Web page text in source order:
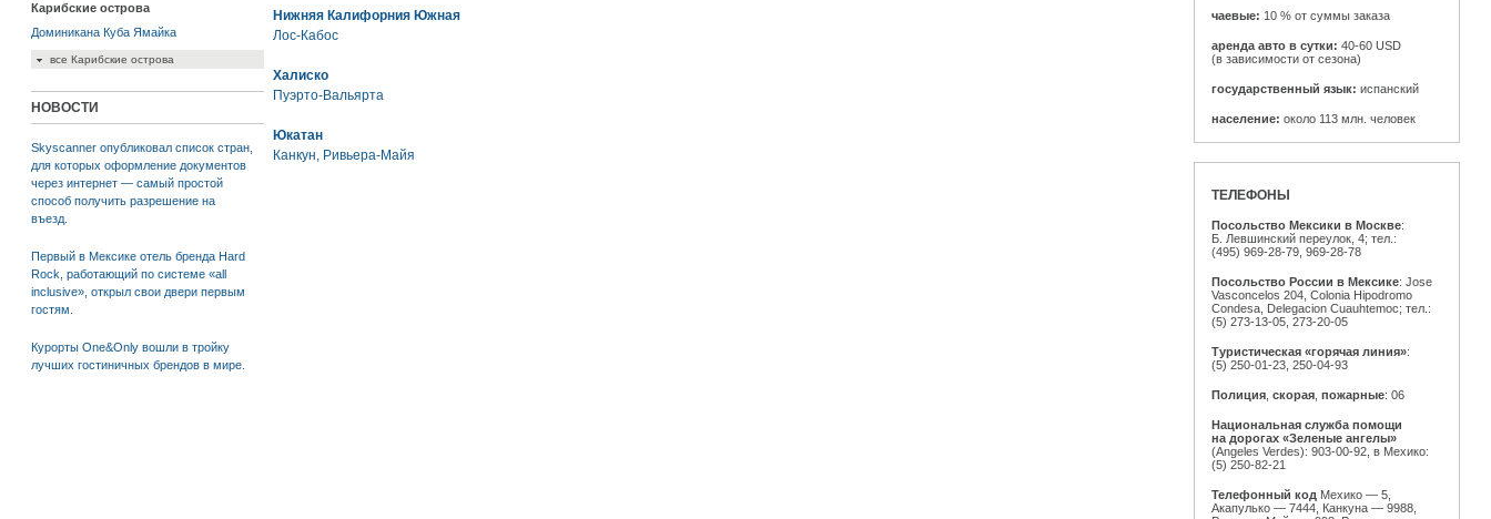
Карибские острова
Доминикана Куба Ямайка
все Карибские острова
НОВОСТИ
Skyscanner опубликовал список стран,
для которых оформление документов
через интернет — самый простой
способ получить разрешение на
въезд.
Первый в Мексике отель бренда Hard
Rock, работающий по системе «all
inclusive», открыл свои двери первым
гостям.
Курорты One&Only вошли в тройку
лучших гостиничных брендов в мире.
чаевые: 10 % от суммы заказа
аренда авто в сутки: 40-60 USD
(в зависимости от сезона)
государственный язык: испанский
население: около 113 млн. человек
ТЕЛЕФОНЫ
Посольство Мексики в Москве:
Б. Левшинский переулок, 4; тел.:
(495) 969-28-79, 969-28-78
Посольство России в Мексике: Jose
Vasconcelos 204, Colonia Hipodromo
Condesa, Delegacion Cuauhtemoc; тел.:
(5) 273-13-05, 273-20-05
Туристическая «горячая линия»:
(5) 250-01-23, 250-04-93
Полиция скорая пожарные: 06
Национальная служба помощи
на дорогах «Зеленые ангелы»
(Angeles Verdes): 903-00-92, в Мехико:
(5) 250-82-21
Телефонный код Мехико — 5,
Акапулько — 7444, Канкуна — 9988,
Нижняя Калифорния Южная
Лос-Кабос
Халиско
Пуэрто-Вальярта
Юкатан
Канкун, Ривьера-Майя